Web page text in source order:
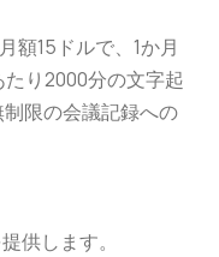
月額15ドルで、1か月
り2000分の文字起
限の会議記録への
供します。